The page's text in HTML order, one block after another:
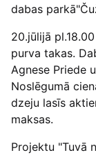
dabas
20.jūlijā
purva takas.
Agnese Priede
Noslēgumā
dzeju lasīs
maksas.
Projektu "Tuvā